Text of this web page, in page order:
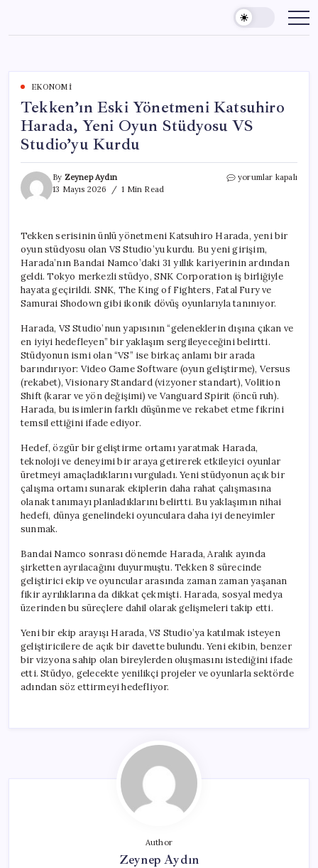
content
EKONOMI
Tekken’ın Eski Yönetmeni Katsuhiro
Harada, Yeni Oyun Stüdyosu VS
Studio’yu Kurdu
By Zeynep Aydın
13 Mayıs 2026
1 Min Read
Tekken’ın
Yeni
Oyun
Stüdyosu
VS
Studio’yu
Kurdu
için
yorumlar kapalı
Tekken serisinin ünlü yönetmeni Katsuhiro Harada, yeni bir
oyun stüdyosu olan VS Studio’yu kurdu. Bu yeni girişim,
Harada’nın Bandai Namco’daki 31 yıllık kariyerinin ardından
geldi. Tokyo merkezli stüdyo, SNK Corporation iş birliğiyle
hayata geçirildi. SNK, The King of Fighters, Fatal Fury ve
Samurai Shodown gibi ikonik dövüş oyunlarıyla tanınıyor.
Harada, VS Studio’nun yapısının “geleneklerin dışına çıkan ve
en iyiyi hedefleyen” bir yaklaşım sergileyeceğini belirtti.
Stüdyonun ismi olan “VS” ise birkaç anlamı bir arada
barındırıyor: Video Game Software (oyun geliştirme), Versus
(rekabet), Visionary Standard (vizyoner standart), Volition
Shift (karar ve yön değişimi) ve Vanguard Spirit (öncü ruh).
Harada, bu isimlerin farklı düşünme ve rekabet etme fikrini
temsil ettiğini ifade ediyor.
Hedef, özgür bir geliştirme ortamı yaratmak Harada,
teknoloji ve deneyimi bir araya getirerek etkileyici oyunlar
üretmeyi amaçladıklarını vurguladı. Yeni stüdyonun açık bir
çalışma ortamı sunarak ekiplerin daha rahat çalışmasına
olanak tanımayı planladıklarını belirtti. Bu yaklaşımın nihai
hedefi, dünya genelindeki oyunculara daha iyi deneyimler
sunmak.
Bandai Namco sonrası dönemde Harada, Aralık ayında
şirketten ayrılacağını duyurmuştu. Tekken 8 sürecinde
geliştirici ekip ve oyuncular arasında zaman zaman yaşanan
fikir ayrılıklarına da dikkat çekmişti. Harada, sosyal medya
üzerinden bu süreçlere dahil olarak gelişmeleri takip etti.
Yeni bir ekip arayışı Harada, VS Studio’ya katılmak isteyen
geliştiricilere de açık bir davette bulundu. Yeni ekibin, benzer
bir vizyona sahip olan bireylerden oluşmasını istediğini ifade
etti. Stüdyo, gelecekte yenilikçi projeler ve oyunlarla sektörde
adından söz ettirmeyi hedefliyor.
Author
Zeynep Aydın